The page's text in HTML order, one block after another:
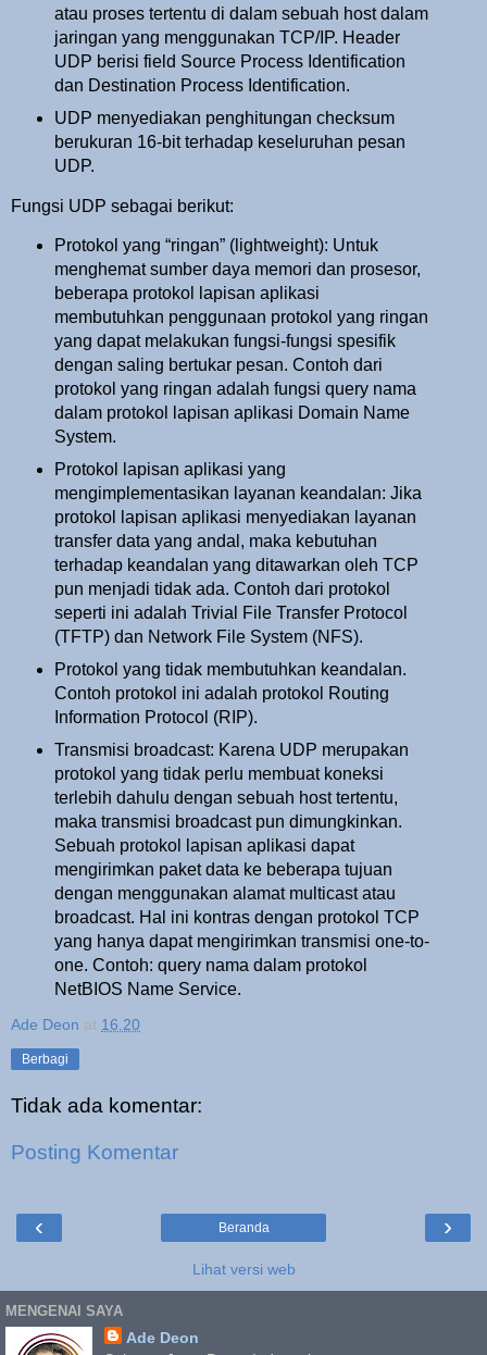
atau proses tertentu di dalam sebuah host dalam
jaringan yang menggunakan TCP/IP. Header
UDP berisi field Source Process Identification
dan Destination Process Identification.
UDP menyediakan penghitungan checksum
berukuran 16-bit terhadap keseluruhan pesan
UDP.
Fungsi UDP sebagai berikut:
Protokol yang “ringan” (lightweight): Untuk
menghemat sumber daya memori dan prosesor,
beberapa protokol lapisan aplikasi
membutuhkan penggunaan protokol yang ringan
yang dapat melakukan fungsi-fungsi spesifik
dengan saling bertukar pesan. Contoh dari
protokol yang ringan adalah fungsi query nama
dalam protokol lapisan aplikasi Domain Name
System.
Protokol lapisan aplikasi yang
mengimplementasikan layanan keandalan: Jika
protokol lapisan aplikasi menyediakan layanan
transfer data yang andal, maka kebutuhan
terhadap keandalan yang ditawarkan oleh TCP
pun menjadi tidak ada. Contoh dari protokol
seperti ini adalah Trivial File Transfer Protocol
(TFTP) dan Network File System (NFS).
Protokol yang tidak membutuhkan keandalan.
Contoh protokol ini adalah protokol Routing
Information Protocol (RIP).
Transmisi broadcast: Karena UDP merupakan
protokol yang tidak perlu membuat koneksi
terlebih dahulu dengan sebuah host tertentu,
maka transmisi broadcast pun dimungkinkan.
Sebuah protokol lapisan aplikasi dapat
mengirimkan paket data ke beberapa tujuan
dengan menggunakan alamat multicast atau
broadcast. Hal ini kontras dengan protokol TCP
yang hanya dapat mengirimkan transmisi one-to-
one. Contoh: query nama dalam protokol
NetBIOS Name Service.
Ade Deon at 16.20
Berbagi
Tidak ada komentar:
Posting Komentar
‹ ›
Beranda
Lihat versi web
MENGENAI SAYA
Ade Deon